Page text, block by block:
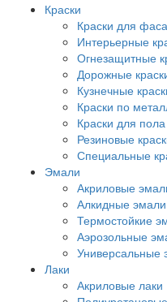
Краски
Краски для
Интерьерные
Огнезащитные
Дорожные
Кузнечные
Краски по
Краски для пола
Резиновые
Специальные
Эмали
Акриловые
Алкидные эмали
Термостойкие
Аэрозольные
Универсальные
Лаки
Акриловые лаки